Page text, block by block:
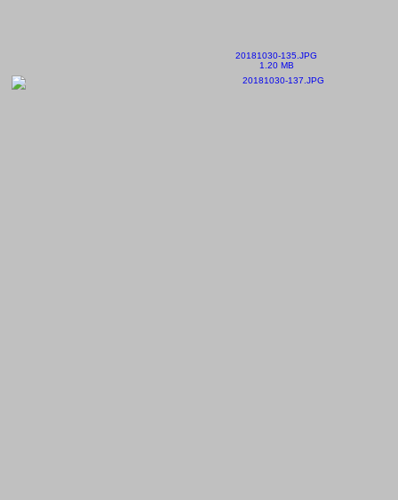
20181030-135.JPG
1.20 MB